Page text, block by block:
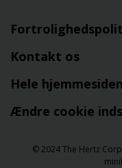
Kontakt os
Hele hjemmesiden
Ændre cookie
© 2024 The Hertz